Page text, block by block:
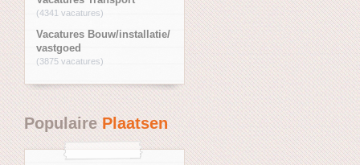
(4341 vacatures)
Vacatures Bouw/installatie/
vastgoed
(3875 vacatures)
PopulairePlaatsen